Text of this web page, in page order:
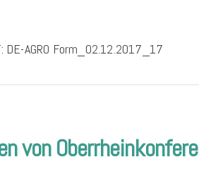
DE-AGRO Form_02.12.2017_17
von